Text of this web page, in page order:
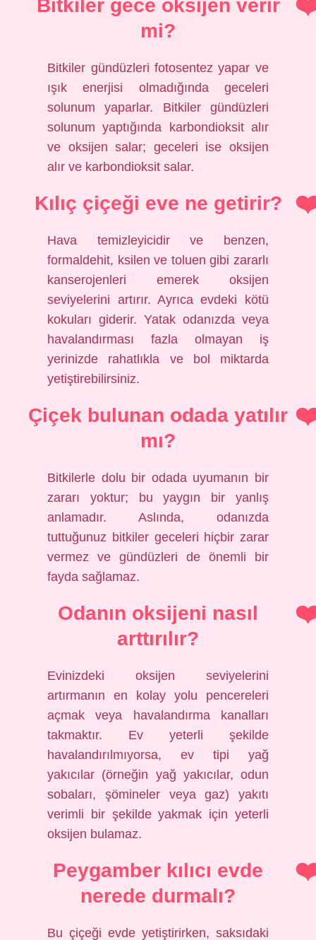
Bitkiler gece oksijen verir
mi?
Bitkiler gündüzleri fotosentez yapar ve
ışık enerjisi olmadığında geceleri
solunum yaparlar. Bitkiler gündüzleri
solunum yaptığında karbondioksit alır
ve oksijen salar; geceleri ise oksijen
alır ve karbondioksit salar.
Kılıç çiçeği eve ne getirir?
Hava temizleyicidir ve benzen,
formaldehit, ksilen ve toluen gibi zararlı
kanserojenleri emerek oksijen
seviyelerini artırır. Ayrıca evdeki kötü
kokuları giderir. Yatak odanızda veya
havalandırması fazla olmayan iş
yerinizde rahatlıkla ve bol miktarda
yetiştirebilirsiniz.
Çiçek bulunan odada yatılır
mı?
Bitkilerle dolu bir odada uyumanın bir
zararı yoktur; bu yaygın bir yanlış
anlamadır. Aslında, odanızda
tuttuğunuz bitkiler geceleri hiçbir zarar
vermez ve gündüzleri de önemli bir
fayda sağlamaz.
Odanın oksijeni nasıl
arttırılır?
Evinizdeki oksijen seviyelerini
artırmanın en kolay yolu pencereleri
açmak veya havalandırma kanalları
takmaktır. Ev yeterli şekilde
havalandırılmıyorsa, ev tipi yağ
yakıcılar (örneğin yağ yakıcılar, odun
sobaları, şömineler veya gaz) yakıtı
verimli bir şekilde yakmak için yeterli
oksijen bulamaz.
Peygamber kılıcı evde
nerede durmalı?
Bu çiçeği evde yetiştirirken, saksıdaki